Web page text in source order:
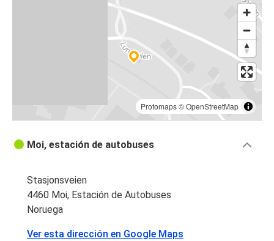
Protomaps©OpenStreetMap
Moi, estación de autobuses
Stasjonsveien
4460 Moi, Estación de Autobuses
Noruega
Ver esta dirección en Google Maps